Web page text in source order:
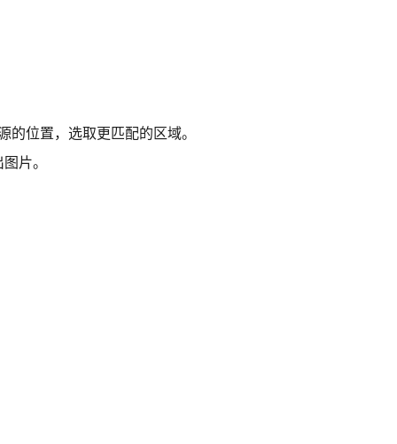
的位置，选取更匹配的区域。
片。